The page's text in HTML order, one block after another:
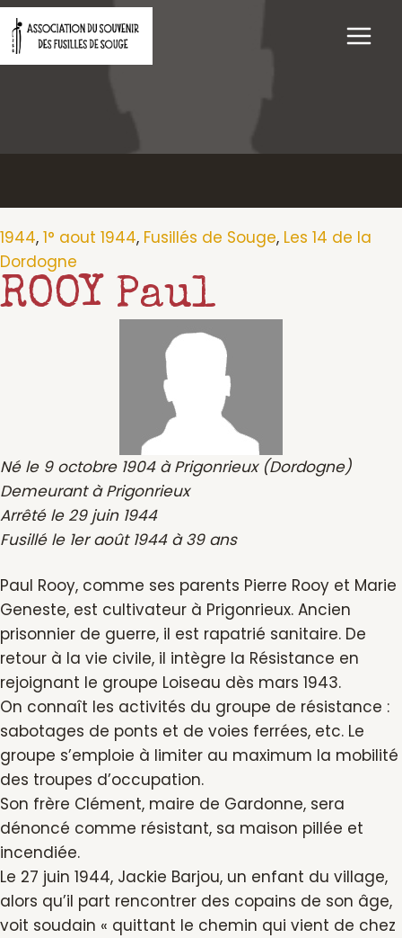
Aller
au
contenu
1944, 1° aout 1944, Fusillés de Souge, Les 14 de la
Dordogne
ROOY Paul
Né le 9 octobre 1904 à Prigonrieux (Dordogne)
Demeurant à Prigonrieux
Arrêté le 29 juin 1944
Fusillé le 1er août 1944 à 39 ans
Paul Rooy, comme ses parents Pierre Rooy et Marie
Geneste, est cultivateur à Prigonrieux. Ancien
prisonnier de guerre, il est rapatrié sanitaire. De
retour à la vie civile, il intègre la Résistance en
rejoignant le groupe Loiseau dès mars 1943.
On connaît les activités du groupe de résistance :
sabotages de ponts et de voies ferrées, etc. Le
groupe s’emploie à limiter au maximum la mobilité
des troupes d’occupation.
Son frère Clément, maire de Gardonne, sera
dénoncé comme résistant, sa maison pillée et
incendiée.
Le 27 juin 1944, Jackie Barjou, un enfant du village,
alors qu’il part rencontrer des copains de son âge,
voit soudain « quittant le chemin qui vient de chez